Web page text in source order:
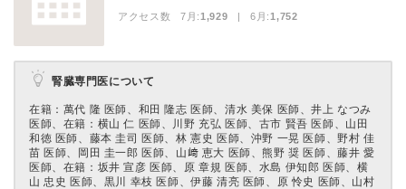
アクセス数 7月:1,929 | 6月:1,752
腎臓専門医について
在籍：萬代 隆 医師、和田 隆志 医師、清水 美保 医師、井上 なつみ
医師、在籍：横山 仁 医師、川野 充弘 医師、古市 賢吾 医師、山田
和徳 医師、藤本 圭司 医師、林 憲史 医師、沖野 一晃 医師、野村 佳
苗 医師、岡田 圭一郎 医師、山﨑 恵大 医師、熊野 奨 医師、藤井 愛
医師、在籍：坂井 宣彦 医師、原 章規 医師、水島 伊知郎 医師、横
山 忠史 医師、黒川 幸枝 医師、伊藤 清亮 医師、原 怜史 医師、山村